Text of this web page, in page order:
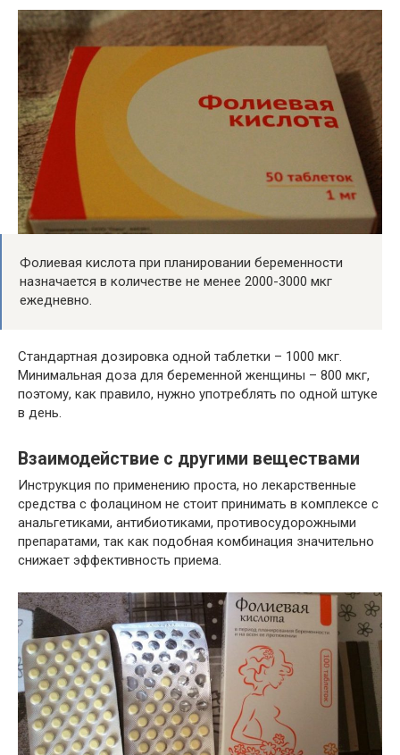
Фолиевая кислота при планировании беременности
назначается в количестве не менее 2000-3000 мкг
ежедневно.
Стандартная дозировка одной таблетки – 1000 мкг.
Минимальная доза для беременной женщины – 800 мкг,
поэтому, как правило, нужно употреблять по одной штуке
в день.
Взаимодействие с другими веществами
Инструкция по применению проста, но лекарственные
средства с фолацином не стоит принимать в комплексе с
анальгетиками, антибиотиками, противосудорожными
препаратами, так как подобная комбинация значительно
снижает эффективность приема.